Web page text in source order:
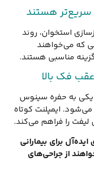
استخوان، روند
که می‌خواهند
مناسبی هستند.
به حفره سینوس
می‌شود. ایمپلنت کوتاه
را فراهم می‌کند.
ایده‌آل برای بیمارانی
از جراحی‌های